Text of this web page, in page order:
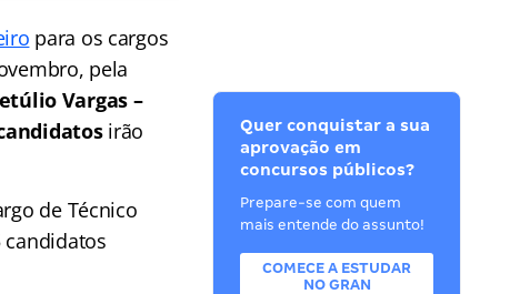
para os cargos
pela
Vargas –
irão
de Técnico
candidatos
Quer conquistar a sua
aprovação em
concursos públicos?
Prepare-se com quem
mais entende do assunto!
COMECE A ESTUDAR
NO GRAN